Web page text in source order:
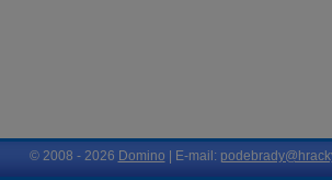
© 2008 - 2026 Domino | E-mail: